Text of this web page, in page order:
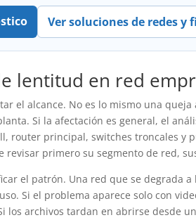
Ver soluciones de redes y
lentitud en red
el alcance. No es lo mismo una
Si la afectación es general, el
router principal, switches troncales y
revisar primero su segmento de red,
el patrón. Una red que se degrada
Si el problema aparece solo con
los archivos tardan en abrirse desde